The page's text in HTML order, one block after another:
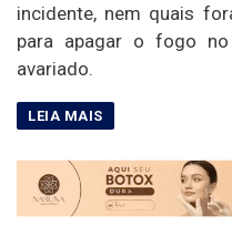
incidente, nem quais
para apagar o fogo
avariado.